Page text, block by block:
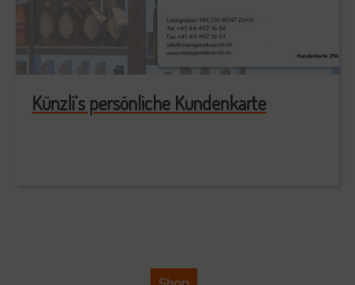
Künzli’s persönliche Kundenkarte